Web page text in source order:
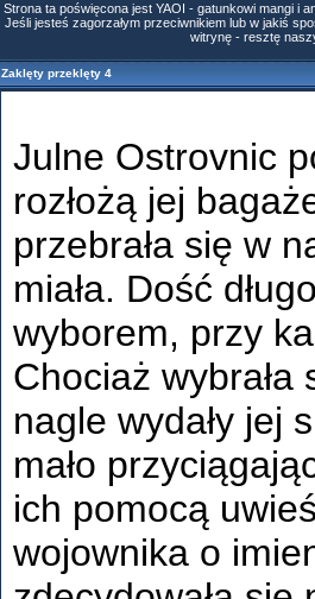
Strona ta poświęcona jest YAOI - gatunkowi mangi i
Jeśli jesteś zagorzałym przeciwnikiem lub w jakiś
witrynę - resztę
Zaklęty przeklęty 4
Julne Ostrovnic
rozłożą jej
przebrała się w
miała. Dość
wyborem, przy
Chociaż
nagle wydały jej
mało
ich pomocą
wojownika o